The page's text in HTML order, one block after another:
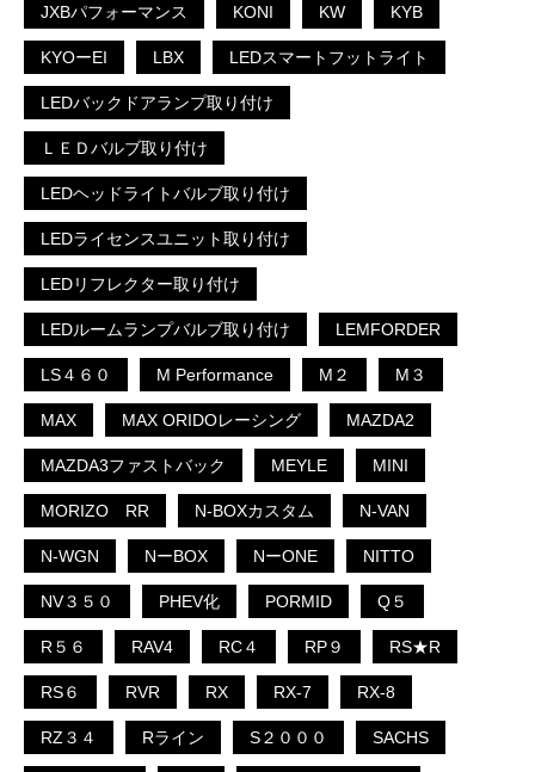
JXBパフォーマンス KONI KW KYB
KYOーEI LBX LEDスマートフットライト
LEDバックドアランプ取り付け
ＬＥＤバルブ取り付け
LEDヘッドライトバルブ取り付け
LEDライセンスユニット取り付け
LEDリフレクター取り付け
LEDルームランプバルブ取り付け LEMFORDER
LS４６０ M Performance M２ M３
MAX MAX ORIDOレーシング MAZDA2
MAZDA3ファストバック MEYLE MINI
MORIZO RR N-BOXカスタム N-VAN
N-WGN NーBOX NーONE NITTO
NV３５０ PHEV化 PORMID Q５
R５６ RAV4 RC４ RP９ RS★R
RS６ RVR RX RX-7 RX-8
RZ３４ Rライン S２０００ SACHS